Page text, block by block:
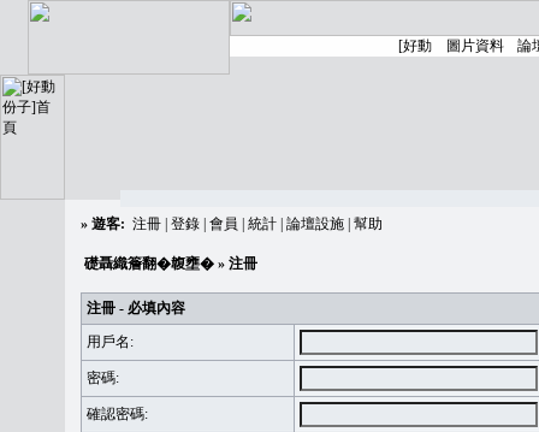
» 遊客: 注冊 登錄 會員 統計 論壇設施 幫助
礎聶織簷翻�䪖壅� » 注冊
注冊 - 必填內容
用戶名:
密碼:
確認密碼: